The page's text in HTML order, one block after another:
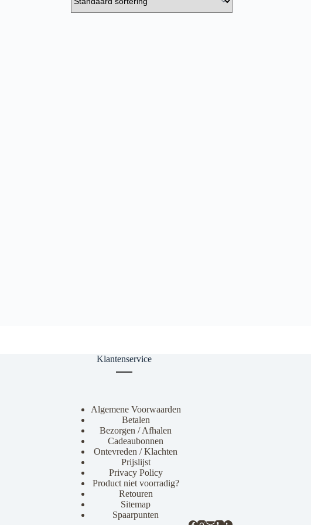
Klantenservice
Algemene Voorwaarden
Betalen
Bezorgen / Afhalen
Cadeaubonnen
Ontevreden / Klachten
Prijslijst
Privacy Policy
Product niet voorradig?
Retouren
Sitemap
Spaarpunten